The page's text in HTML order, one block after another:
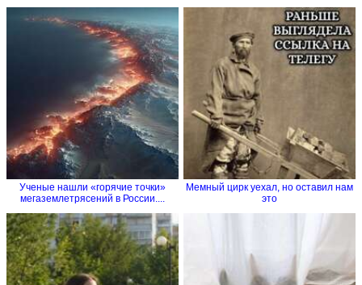
Ученые нашли «горячие точки»
мегаземлетрясений в России....
Мемный цирк уехал, но оставил нам
это